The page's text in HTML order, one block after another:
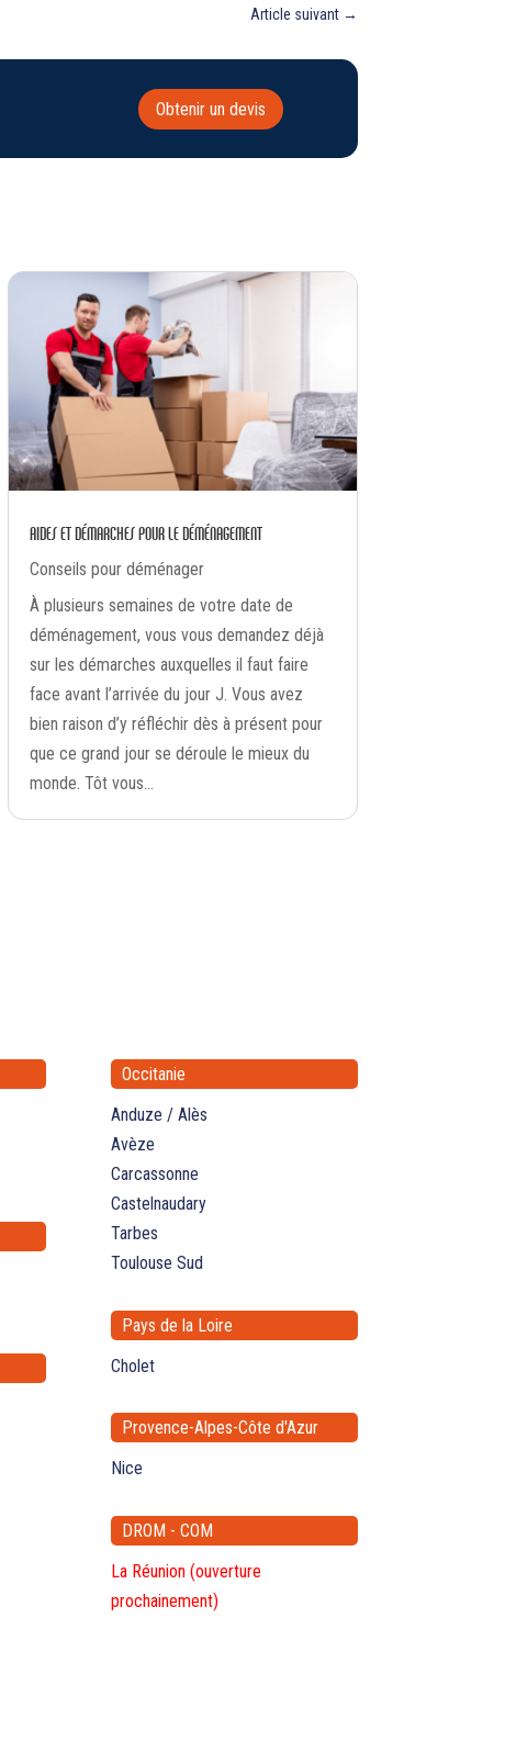
Article suivant→
Obtenir un devis
AIDES ET DÉMARCHES POUR LE DÉMÉNAGEMENT
Conseils pour déménager
À plusieurs semaines de votre date de
déménagement, vous vous demandez déjà
sur les démarches auxquelles il faut faire
face avant l’arrivée du jour J. Vous avez
bien raison d’y réfléchir dès à présent pour
que ce grand jour se déroule le mieux du
monde. Tôt vous...
Occitanie
Anduze / Alès
Avèze
Carcassonne
Castelnaudary
Tarbes
Toulouse Sud
Pays de la Loire
Cholet
Provence-Alpes-Côte d'Azur
Nice
DROM - COM
La Réunion (ouverture
prochainement)